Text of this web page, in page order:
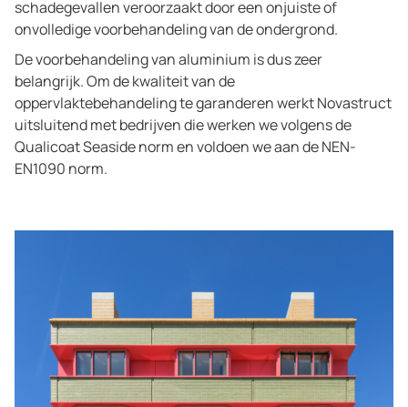
schadegevallen veroorzaakt door een onjuiste of
onvolledige voorbehandeling van de ondergrond.
De voorbehandeling van aluminium is dus zeer
belangrijk. Om de kwaliteit van de
oppervlaktebehandeling te garanderen werkt Novastruct
uitsluitend met bedrijven die werken we volgens de
Qualicoat Seaside norm en voldoen we aan de NEN-
EN1090 norm.